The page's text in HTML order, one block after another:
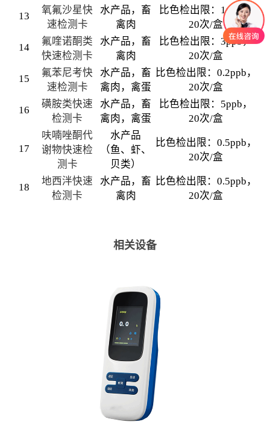
13
氧氟沙星快
速检测卡
水产品，畜
禽肉
比色检出限：1ppb，
20次/盒
14
氟喹诺酮类
快速检测卡
水产品，畜
禽肉
比色检出限：3ppb，
20次/盒
15
氟苯尼考快
速检测卡
水产品，畜
禽肉，禽蛋
比色检出限：0.2ppb，
20次/盒
16
磺胺类快速
检测卡
水产品，畜
禽肉，禽蛋
比色检出限：5ppb，
20次/盒
17
呋喃唑酮代
谢物快速检
测卡
水产品
（鱼、虾、
贝类）
比色检出限：0.5ppb，
20次/盒
18
地西泮快速
检测卡
水产品，畜
禽肉
比色检出限：0.5ppb，
20次/盒
相关设备